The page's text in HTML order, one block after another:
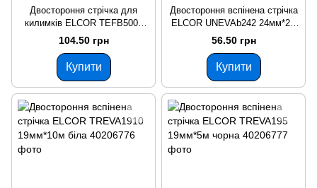
Двостороння стрічка для
килимків ELCOR TEFB5003
50мм*3м на тканевій основі
104.50 грн
Купити
Двостороння вспінена стрічка
ELCOR UNEVAb242 24мм*2м
біла
56.50 грн
Купити